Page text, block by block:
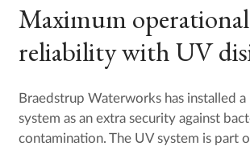
Maximum operational
reliability with UV
Braedstrup Waterworks has installed
system as an extra security against
contamination. The UV system is part